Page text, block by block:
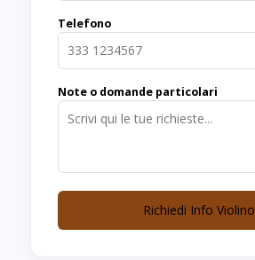
Telefono
Note o domande particolari
Richiedi Info Violino